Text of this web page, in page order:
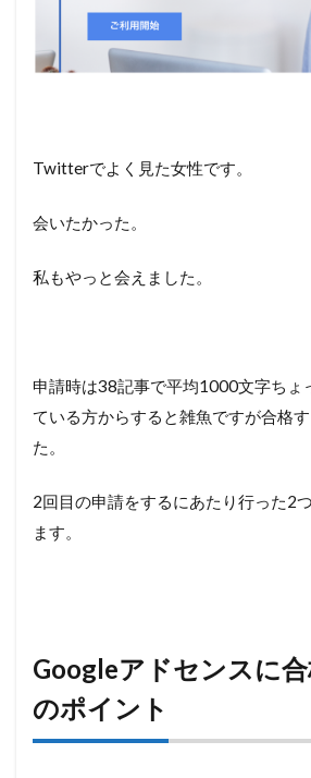
Twitterでよく見た女性です。
会いたかった。
私もやっと会えました。
申請時は38記事で平均1000文字ちょ
ている方からすると雑魚ですが合格
た。
2回目の申請をするにあたり行った2
ます。
Googleアドセンスに
のポイント